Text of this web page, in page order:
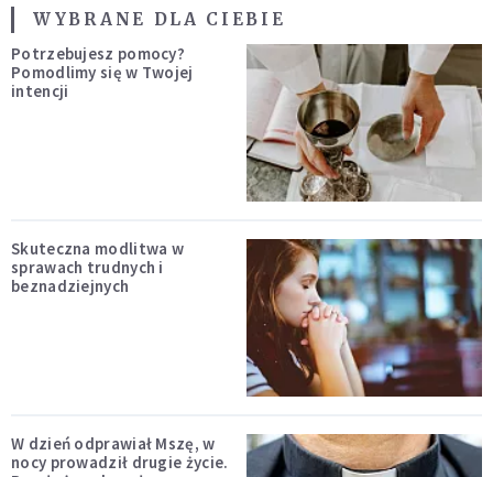
WYBRANE DLA CIEBIE
Potrzebujesz pomocy?
Pomodlimy się w Twojej
intencji
Skuteczna modlitwa w
sprawach trudnych i
beznadziejnych
W dzień odprawiał Mszę, w
nocy prowadził drugie życie.